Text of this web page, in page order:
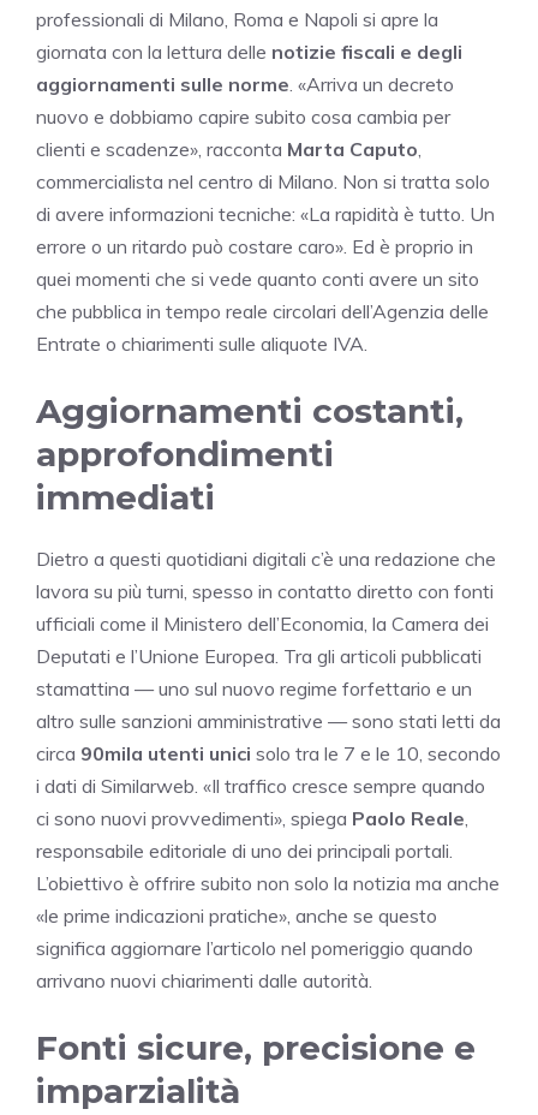
professionali di Milano, Roma e Napoli si apre la
giornata con la lettura delle notizie fiscali e degli
aggiornamenti sulle norme . «Arriva un decreto
nuovo e dobbiamo capire subito cosa cambia per
clienti e scadenze», racconta Marta Caputo
commercialista nel centro di Milano. Non si tratta solo
di avere informazioni tecniche: «La rapidità è tutto. Un
errore o un ritardo può costare caro». Ed è proprio in
quei momenti che si vede quanto conti avere un sito
che pubblica in tempo reale circolari dell’Agenzia delle
Entrate o chiarimenti sulle aliquote IVA.
Aggiornamenti costanti,
approfondimenti
immediati
Dietro a questi quotidiani digitali c’è una redazione che
lavora su più turni, spesso in contatto diretto con fonti
ufficiali come il Ministero dell’Economia, la Camera dei
Deputati e l’Unione Europea. Tra gli articoli pubblicati
stamattina — uno sul nuovo regime forfettario e un
altro sulle sanzioni amministrative — sono stati letti da
circa 90mila utenti unici solo tra le 7 e le 10, secondo
i dati di Similarweb. «Il traffico cresce sempre quando
ci sono nuovi provvedimenti», spiega Paolo Reale
responsabile editoriale di uno dei principali portali.
L’obiettivo è offrire subito non solo la notizia ma anche
«le prime indicazioni pratiche», anche se questo
significa aggiornare l’articolo nel pomeriggio quando
arrivano nuovi chiarimenti dalle autorità.
Fonti sicure, precisione e
imparzialità